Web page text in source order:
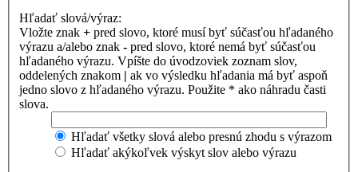
Hľadať slová/výraz:
Vložte znak + pred slovo, ktoré musí byť súčasťou hľadaného
výrazu a/alebo znak - pred slovo, ktoré nemá byť súčasťou
hľadaného výrazu. Vpíšte do úvodzoviek zoznam slov,
oddelených znakom | ak vo výsledku hľadania má byť aspoň
jedno slovo z hľadaného výrazu. Použite * ako náhradu časti
slova.
Hľadať všetky slová alebo presnú zhodu s výrazom
Hľadať akýkoľvek výskyt slov alebo výrazu